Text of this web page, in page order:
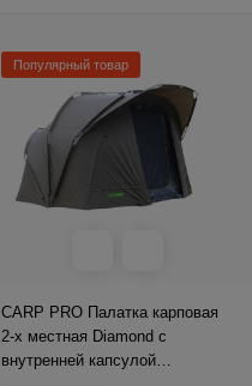
Популярный товар
CARP PRO Палатка карповая
2-х местная Diamond с
внутренней капсулой